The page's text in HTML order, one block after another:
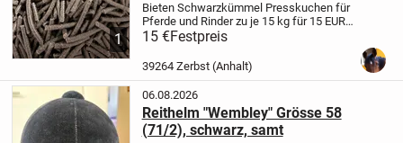
1
Bieten Schwarzkümmel Presskuchen für
Pferde und Rinder zu je 15 kg für 15 EUR
an. Haupteinsatzbereiche und
Atemwege: Hilft bei
staubbedingtem Husten, leichten
Bronchialreizungen und...
15 €Festpreis
39264 Zerbst (Anhalt)
06.08.2026
Reithelm "Wembley" Grösse 58
(71/2), schwarz, samt